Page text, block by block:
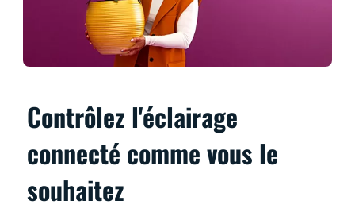
Contrôlez l'éclairage
connecté comme vous le
souhaitez